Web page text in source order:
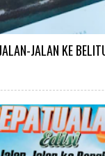
JALAN KE